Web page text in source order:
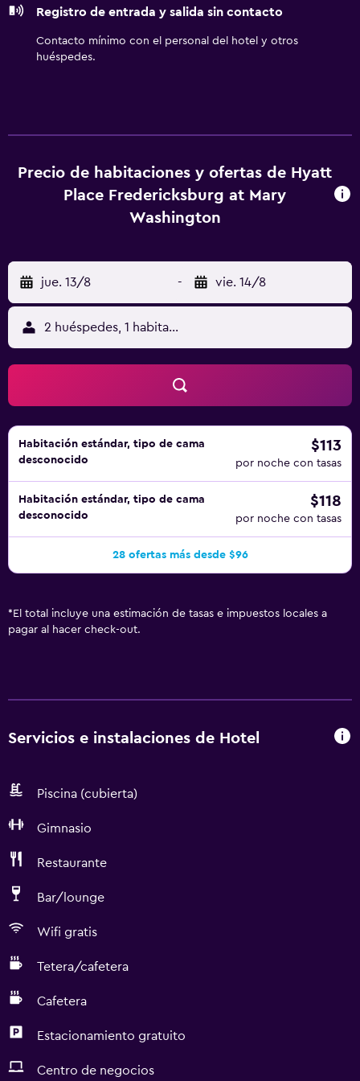
entrada a la piscina y al gimnasio de niños menores de 16
años sin la supervisión de un adulto.
Registro de entrada y salida sin contacto
Contacto mínimo con el personal del hotel y otros
huéspedes.
Precio de habitaciones y ofertas de Hyatt
Place Fredericksburg at Mary
Washington
jue. 13/8 - vie. 14/8
2 huéspedes, 1 habitación
Habitación estándar, tipo de cama
desconocido
$113
por noche con tasas
Habitación estándar, tipo de cama
desconocido
$118
por noche con tasas
28 ofertas más desde $96
* El total incluye una estimación de tasas e impuestos locales a
pagar al hacer check-out.
Servicios e instalaciones de Hotel
Piscina (cubierta)
Gimnasio
Restaurante
Bar/lounge
Wifi gratis
Tetera/cafetera
Cafetera
Estacionamiento gratuito
Centro de negocios